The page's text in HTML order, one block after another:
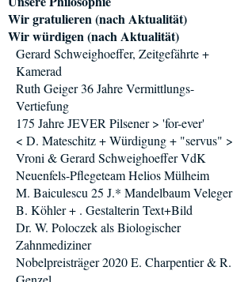
Wir gratulieren (nach Aktualität)
Wir würdigen (nach Aktualität)
Gerard Schweighoeffer, Zeitgefährte +
Kamerad
Ruth Geiger 36 Jahre Vermittlungs-
Vertiefung
175 Jahre JEVER Pilsener > 'for-ever'
< D. Mateschitz + Würdigung + "servus" >
Vroni & Gerard Schweighoeffer VdK
Neuenfels-Pflegeteam Helios Mülheim
M. Baiculescu 25 J.* Mandelbaum Veleger
B. Köhler + . Gestalterin Text+Bild
Dr. W. Poloczek als Biologischer
Zahnmediziner
Nobelpreisträger 2020 E. Charpentier & R.